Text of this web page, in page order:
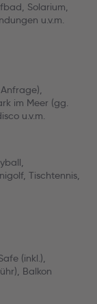
Solarium,
u.v.m.
im Meer (gg.
u.v.m.
Tischtennis,
(inkl.),
Balkon